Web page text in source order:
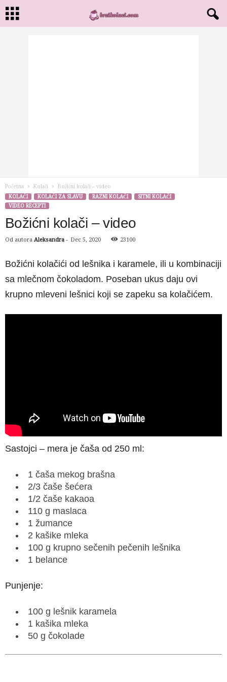
Početna Kolači
Božićni kolači – video
KOLAČI
KOLAČI ZA SLAVU RAZNI KOLAČI
SITNI KOLAČI
VIDEO RECEPTI
Božićni kolači – video
Od autora Aleksandra - Dec 5, 2020 23100
Božićni kolačići od lešnika i karamele, ili u kombinaciji
sa mlečnom čokoladom. Poseban ukus daju ovi
krupno mleveni lešnici koji se zapeku sa kolačićem.
Sastojci – mera je čaša od 250 ml:
1 čaša mekog brašna
2/3 čaše šećera
1/2 čaše kakaoa
110 g maslaca
1 žumance
2 kašike mleka
100 g krupno sečenih pečenih lešnika
1 belance
Punjenje:
100 g lešnik karamela
1 kašika mleka
50 g čokolade